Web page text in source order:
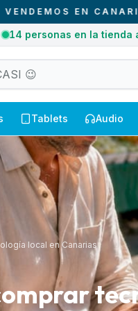
EN CANARIAS -
2 pedidos recibidos hoy en
Tablets Audio
local en Canarias